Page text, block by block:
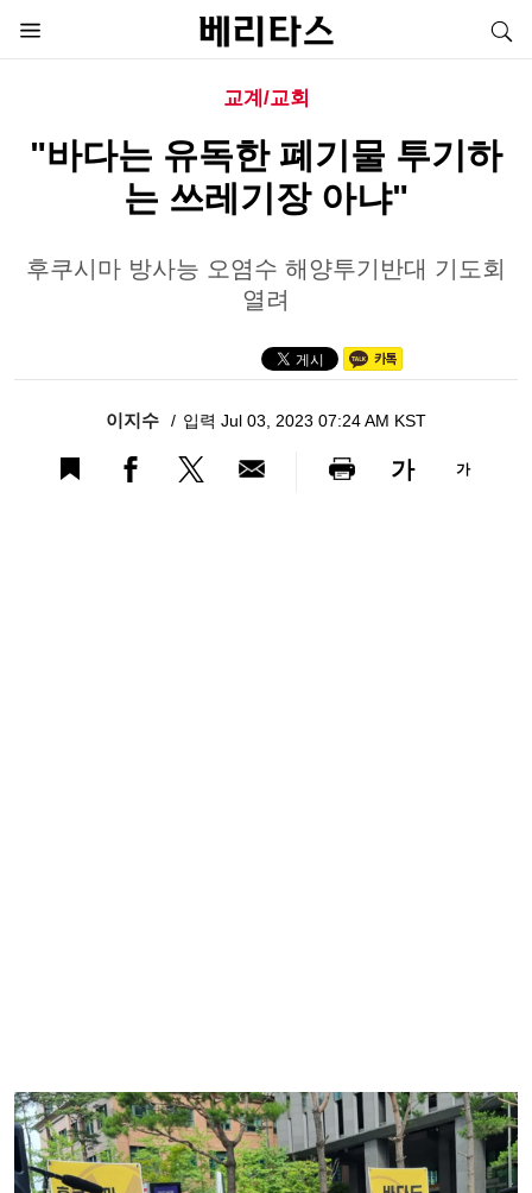
교계/교회
"바다는 유독한 폐기물 투기하
는 쓰레기장 아냐"
후쿠시마 방사능 오염수 해양투기반대 기도회
열려
이지수 입력 Jul 03, 2023 07:24 AM KST
가 가